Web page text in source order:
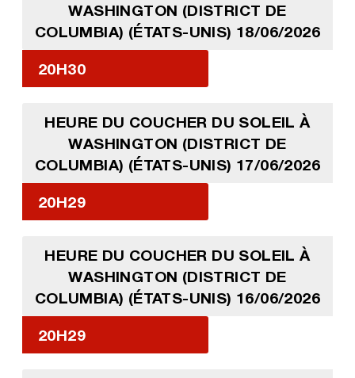
WASHINGTON (DISTRICT DE
COLUMBIA) (ÉTATS-UNIS) 18/06/2026
20H30
HEURE DU COUCHER DU SOLEIL À
WASHINGTON (DISTRICT DE
COLUMBIA) (ÉTATS-UNIS) 17/06/2026
20H29
HEURE DU COUCHER DU SOLEIL À
WASHINGTON (DISTRICT DE
COLUMBIA) (ÉTATS-UNIS) 16/06/2026
20H29